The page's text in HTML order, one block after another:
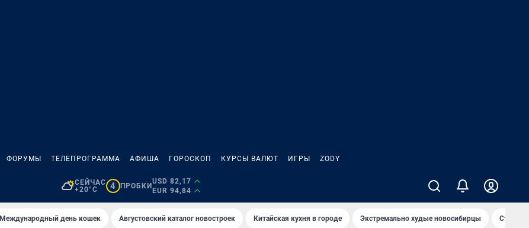
ФОРУМЫ ТЕЛЕПРОГРАММА АФИША ГОРОСКОП КУРСЫ ВАЛЮТ ИГРЫ ZODY
СЕЙЧАС
+20°C
4 ПРОБКИ
USD 82,17
EUR 94,84
Международный день кошек Августовский каталог новостроек Китайская кухня в городе Экстремально худые новосибирцы Старт